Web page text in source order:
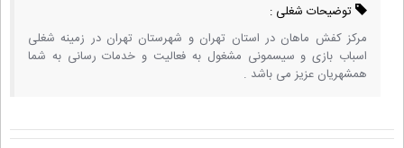
توضیحات شغلی :
مرکز کفش ماهان در استان تهران و شهرستان تهران در زمینه شغلی
اسباب بازی و سیسمونی مشغول به فعالیت و خدمات رسانی به شما
همشهریان عزیز می باشد .